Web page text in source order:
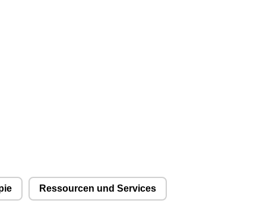
Ressourcen und Services